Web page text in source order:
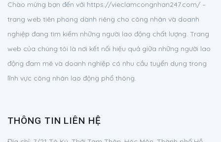
Chào mừng bạn đến với https://vieclamcongnhan247.com/ –
trang web tiên phong dành riêng cho công nhân và doanh
nghiệp đang tìm kiếm những người lao động chất lượng. Trang
web của chúng tôi là nơi kết nối hiệu quả giữa những người lao
động đam mê và doanh nghiệp có nhu cầu tuyển dụng trong
lĩnh vực công nhân lao động phổ thông.
THÔNG TIN LIÊN HỆ